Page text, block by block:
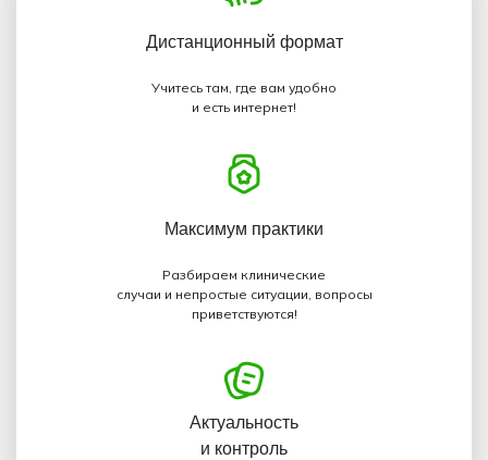
Дистанционный формат
Учитесь там, где вам удобно
и есть интернет!
Максимум практики
Разбираем клинические
случаи и непростые ситуации, вопросы
приветствуются!
Актуальность
и контроль